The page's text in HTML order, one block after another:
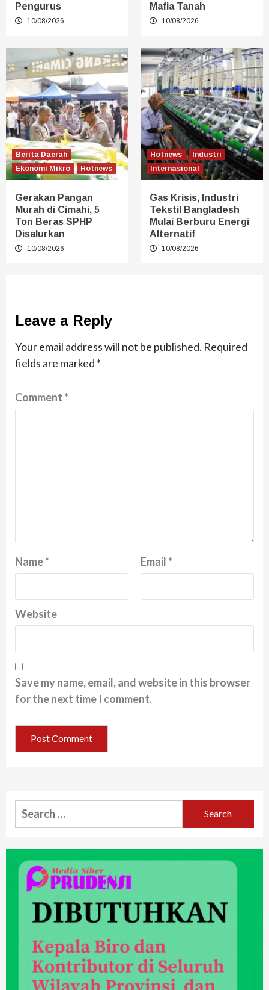
Pengurus
10/08/2026
Mafia Tanah
10/08/2026
Berita Daerah
Ekonomi Mikro
Hotnews
Gerakan Pangan
Murah di Cimahi, 5
Ton Beras SPHP
Disalurkan
10/08/2026
Hotnews
Industri
Internasional
Gas Krisis, Industri
Tekstil Bangladesh
Mulai Berburu Energi
Alternatif
10/08/2026
Leave a Reply
Your email address will not be published. Required
fields are marked *
Comment*
Name* Email*
Website
Save my name, email, and website in this browser
for the next time I comment.